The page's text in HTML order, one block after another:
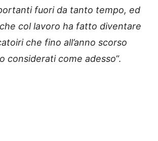
fuori da tanto tempo, ed
che col lavoro ha fatto diventare
che fino all’anno scorso
considerati come adesso“.